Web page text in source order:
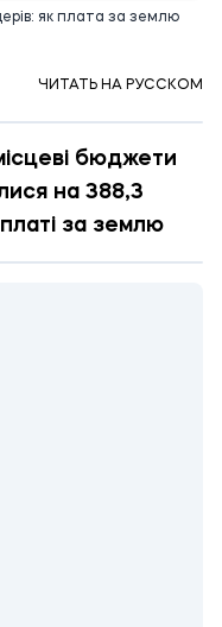
як плата за землю
ЧИТАТЬ НА РУССКОМ
бюджети
на 388,3
за землю